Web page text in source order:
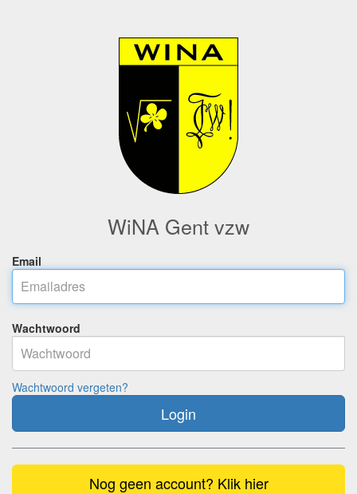
WiNA Gent vzw
Email
Wachtwoord
Wachtwoord vergeten?
Login
Nog geen account? Klik hier